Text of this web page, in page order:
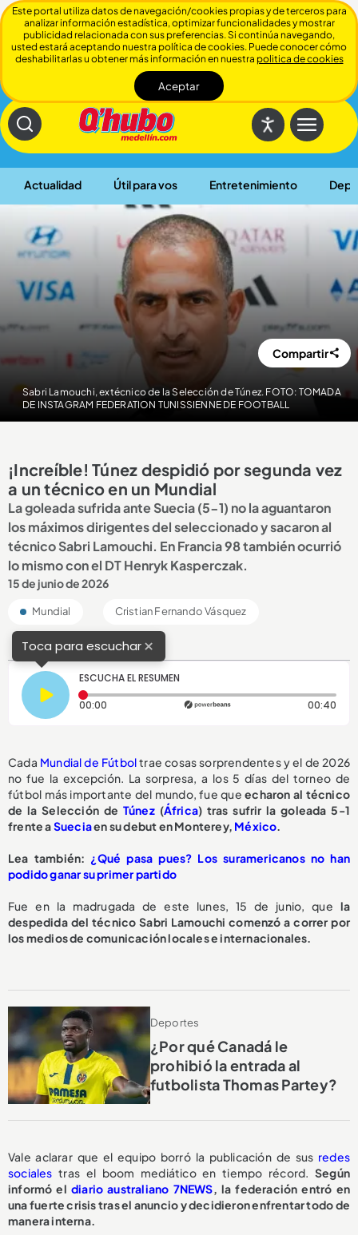
Actualidad Útil para vos Entretenimiento
Cerrar
Sabri Lamouchi, extécnico de la Selección de Túnez. FOTO: TOMADA
DE INSTAGRAM FEDERATION TUNISSIENNE DE FOOTBALL
Compartir
¡Increíble! Túnez despidió por segunda vez
a un técnico en un Mundial
La goleada sufrida ante Suecia (5-1) no la aguantaron
los máximos dirigentes del seleccionado y sacaron al
técnico Sabri Lamouchi. En Francia 98 también ocurrió
lo mismo con el DT Henryk Kasperczak.
15 de junio de 2026
Mundial Cristian Fernando Vásquez
Toca para escuchar×
ESCUCHA EL RESUMEN
00:00 Tiempo transcurrido: 0 segundos 00:40
Cada Mundial de Fútboltrae cosas sorprendentes y el de 2026
no fue la excepción. La sorpresa, a los 5 días del torneo de
fútbol más importante del mundo, fue queecharon al técnico
de la Selección de Túnez (África) tras sufrir la goleada 5-1
frente aSueciaen su debut en Monterey, México.
Lea también: ¿Qué pasa pues? Los suramericanos no han
podido ganar su primer partido
Fue en la madrugada de este lunes, 15 de junio, que la
despedida del técnico Sabri Lamouchi comenzó a correr por
los medios de comunicación locales e internacionales.
Deportes
¿Por qué Canadá le
prohibió la entrada al
futbolista Thomas Partey?
Vale aclarar que el equipo borró la publicación de sus redes
sociales tras el boom mediático en tiempo récord. Según
informó el diario australiano 7NEWS, la federación entró en
una fuerte crisis tras el anuncio y decidieron enfrentar todo de
manera interna.
Este portal utiliza datos de navegación/cookies propias y de terceros para
analizar información estadística, optimizar funcionalidades y mostrar
publicidad relacionada con sus preferencias. Si continúa navegando,
usted estará aceptando nuestra política de cookies. Puede conocer cómo
deshabilitarlas u obtener más información en nuestra politica de cookies
Aceptar